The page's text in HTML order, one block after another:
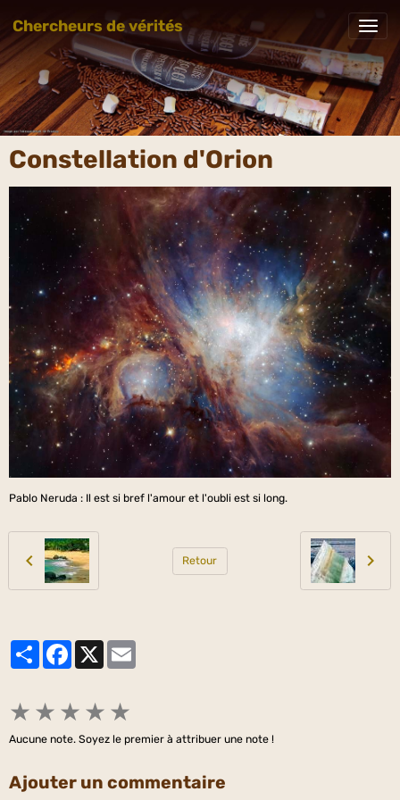
Chercheurs de vérités
Constellation d'Orion
Pablo Neruda : Il est si bref l'amour et l'oubli est si long.
Retour
PartagerFacebook
★ ★ ★ ★ ★
Aucune note. Soyez le premier à attribuer une note !
Ajouter un commentaire